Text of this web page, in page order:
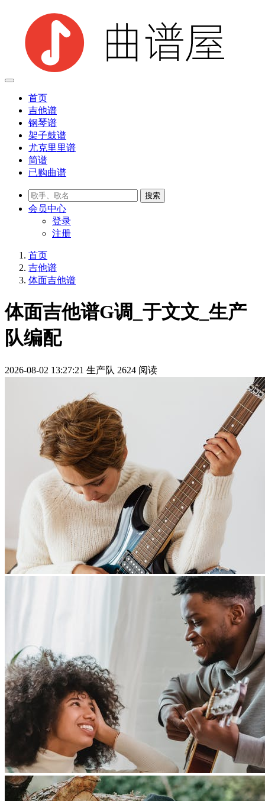
首页
吉他谱
钢琴谱
架子鼓谱
尤克里里谱
简谱
已购曲谱
会员中心
登录
注册
首页
吉他谱
体面吉他谱
体面吉他谱G调_于文文_生产
队编配
2026-08-02 13:27:21 生产队 2624 阅读